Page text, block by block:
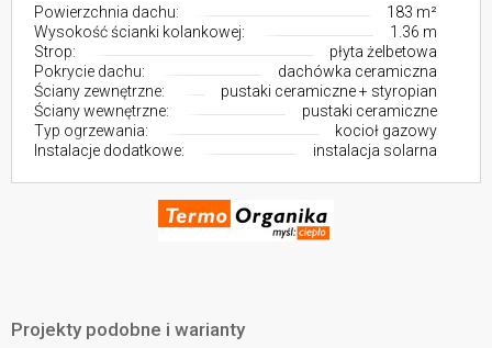
Powierzchnia dachu:
183 m²
Wysokość ścianki kolankowej:
1.36 m
Strop:
płyta żelbetowa
Pokrycie dachu:
dachówka ceramiczna
Ściany zewnętrzne:
pustaki ceramiczne + styropian
Ściany wewnętrzne:
pustaki ceramiczne
Typ ogrzewania:
kocioł gazowy
Instalacje dodatkowe:
instalacja solarna
Projekty podobne i warianty